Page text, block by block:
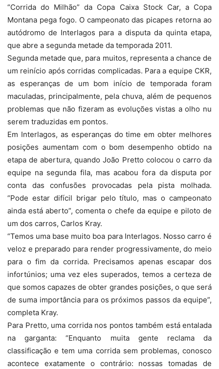
“Corrida do Milhão” da Copa Caixa Stock Car, a Copa
Montana pega fogo. O campeonato das picapes retorna ao
autódromo de Interlagos para a disputa da quinta etapa,
que abre a segunda metade da temporada 2011.
Segunda metade que, para muitos, representa a chance de
um reinício após corridas complicadas. Para a equipe CKR,
as esperanças de um bom início de temporada foram
maculadas, principalmente, pela chuva, além de pequenos
problemas que não fizeram as evoluções vistas a olho nu
serem traduzidas em pontos.
Em Interlagos, as esperanças do time em obter melhores
posições aumentam com o bom desempenho obtido na
etapa de abertura, quando João Pretto colocou o carro da
equipe na segunda fila, mas acabou fora da disputa por
conta das confusões provocadas pela pista molhada.
“Pode estar difícil brigar pelo título, mas o campeonato
ainda está aberto”, comenta o chefe da equipe e piloto de
um dos carros, Carlos Kray.
“Temos uma base muito boa para Interlagos. Nosso carro é
veloz e preparado para render progressivamente, do meio
para o fim da corrida. Precisamos apenas escapar dos
infortúnios; uma vez eles superados, temos a certeza de
que somos capazes de obter grandes posições, o que será
de suma importância para os próximos passos da equipe”,
completa Kray.
Para Pretto, uma corrida nos pontos também está entalada
na garganta: “Enquanto muita gente reclama da
classificação e tem uma corrida sem problemas, conosco
acontece exatamente o contrário: nossas tomadas de